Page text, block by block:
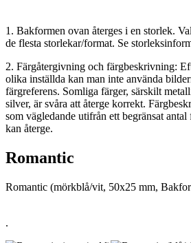
1. Bakformen ovan återges i en storlek.
de flesta storlekar/format. Se
2. Färgåtergivning och färgbeskrivning:
olika inställda kan man inte använda
färgreferens. Somliga färger, särskilt
silver, är svåra att återge korrekt.
som vägledande utifrån ett begränsat
kan återge.
Romantic
Romantic (mörkblå/vit, 50x25 mm,
.